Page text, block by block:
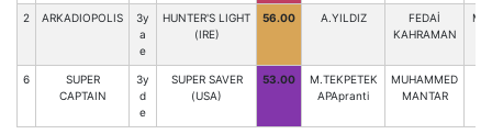
2 ARKADIOPOLIS
3y
a
e
HUNTER'S LIGHT
(IRE)
56.00 A.YILDIZ
FEDAİ
KAHRAMAN
6
SUPER
CAPTAIN
3y
d
e
SUPER SAVER
(USA)
53.00
M.TEKPETEK
APApranti
MUHAMMED
MANTAR